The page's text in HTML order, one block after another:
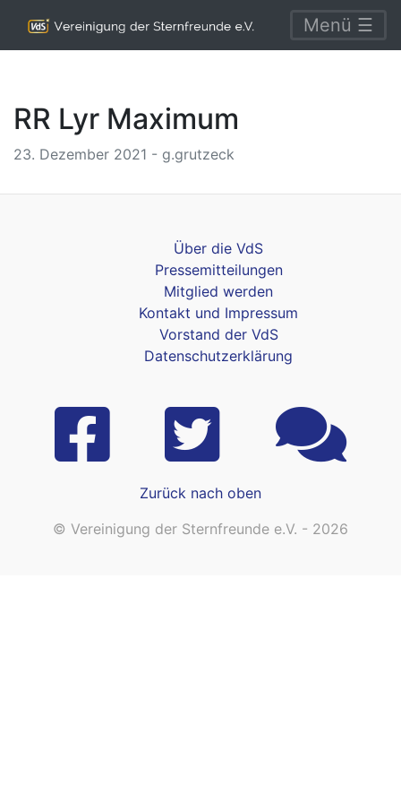
Menü ☰
RR Lyr Maximum
23. Dezember 2021 - g.grutzeck
Über die VdS
Pressemitteilungen
Mitglied werden
Kontakt und Impressum
Vorstand der VdS
Datenschutzerklärung
Zurück nach oben
© Vereinigung der Sternfreunde e.V. - 2026